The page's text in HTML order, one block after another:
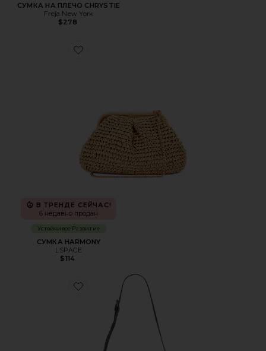
СУМКА НА ПЛЕЧО CHRYSTIE
Freja New York
$278
Favorite СУМКА HARMONY
В ТРЕНДЕ СЕЙЧАС!
6 недавно продан
Устойчивое Развитие
СУМКА HARMONY
LSPACE
$114
Favorite СУМКА ТОУТ